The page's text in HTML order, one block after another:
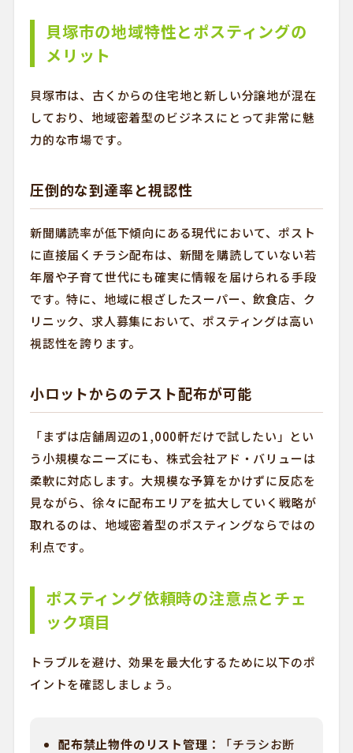
貝塚市の地域特性とポスティングの
メリット
貝塚市は、古くからの住宅地と新しい分譲地が混在
しており、地域密着型のビジネスにとって非常に魅
力的な市場です。
圧倒的な到達率と視認性
新聞購読率が低下傾向にある現代において、ポスト
に直接届くチラシ配布は、新聞を購読していない若
年層や子育て世代にも確実に情報を届けられる手段
です。特に、地域に根ざしたスーパー、飲食店、ク
リニック、求人募集において、ポスティングは高い
視認性を誇ります。
小ロットからのテスト配布が可能
「まずは店舗周辺の1,000軒だけで試したい」とい
う小規模なニーズにも、株式会社アド・バリューは
柔軟に対応します。大規模な予算をかけずに反応を
見ながら、徐々に配布エリアを拡大していく戦略が
取れるのは、地域密着型のポスティングならではの
利点です。
ポスティング依頼時の注意点とチェ
ック項目
トラブルを避け、効果を最大化するために以下のポ
イントを確認しましょう。
配布禁止物件のリスト管理：
「チラシお断